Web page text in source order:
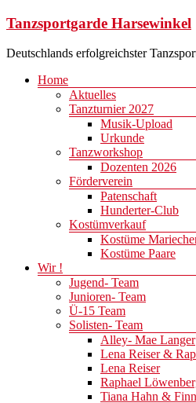
Zum
springen
Tanzsportgarde Harsewinkel
Deutschlands erfolgreichster
Menü
Home
Aktuelles
Tanzturnier 2027
Musik-Upload
Urkunde
Tanzworkshop
Dozenten 2026
Förderverein
Patenschaft
Hunderter-Club
Kostümverkauf
Kostüme
Kostüme Paare
Wir !
Jugend- Team
Junioren- Team
Ü-15 Team
Solisten- Team
Alley- Mae Langer
Lena Reiser &
Lena Reiser
Raphael
Tiana Hahn &